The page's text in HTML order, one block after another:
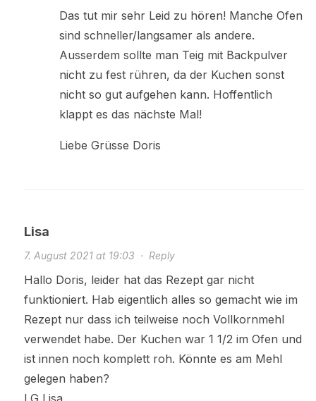
Das tut mir sehr Leid zu hören! Manche Ofen
sind schneller/langsamer als andere.
Ausserdem sollte man Teig mit Backpulver
nicht zu fest rühren, da der Kuchen sonst
nicht so gut aufgehen kann. Hoffentlich
klappt es das nächste Mal!
Liebe Grüsse Doris
Lisa
7. August 2021 at 19:03 · Reply
Hallo Doris, leider hat das Rezept gar nicht
funktioniert. Hab eigentlich alles so gemacht wie im
Rezept nur dass ich teilweise noch Vollkornmehl
verwendet habe. Der Kuchen war 1 1/2 im Ofen und
ist innen noch komplett roh. Könnte es am Mehl
gelegen haben?